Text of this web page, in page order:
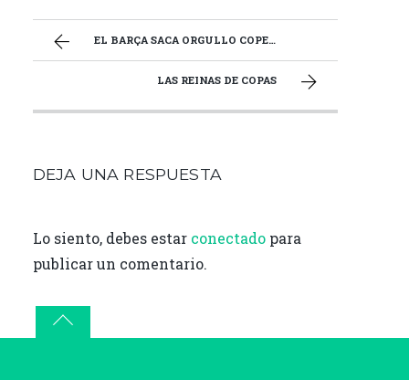
ce
b
o
it
te
ai
l
m
p
ar
ti
EL BARÇA SACA ORGULLO COPERO
LAS REINAS DE COPAS
DEJA UNA RESPUESTA
Lo siento, debes estar conectadopara
publicar un comentario.